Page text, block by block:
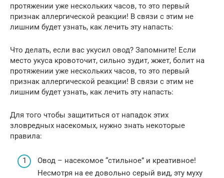
протяжении уже нескольких часов, то это первый
признак аллергической реакции! В связи с этим не
лишним будет узнать, как лечить эту напасть:
Что делать, если вас укусил овод? Запомните! Если
место укуса кровоточит, сильно зудит, жжет, болит на
протяжении уже нескольких часов, то это первый
признак аллергической реакции! В связи с этим не
лишним будет узнать, как лечить эту напасть:
Для того чтобы защититься от нападок этих
зловредных насекомых, нужно знать некоторые
правила:
Овод – насекомое “стильное” и креативное!
Несмотря на ее довольно серый вид, эту муху